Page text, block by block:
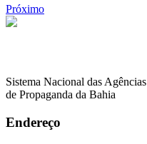
Próximo
Sistema Nacional das Agências
de Propaganda da Bahia
Endereço